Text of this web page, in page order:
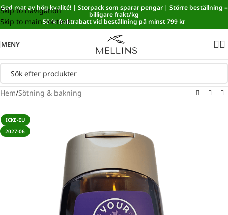
Skip to navigation
Skip to main content
Sänkt matmoms! I kassan dras automatiskt 5,35 % av från alla
varor.
God mat av hög kvalité! | Storpack som sparar pengar | Större beställning =
billigare frakt/kg
50 % fraktrabatt vid beställning på minst 799 kr
MENY
Hem/Sötning & bakning
ICKE-EU
2027-06